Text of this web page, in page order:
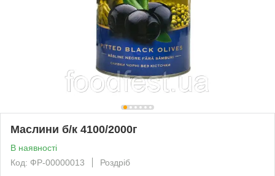
Маслини б/к 4100/2000г
В наявності
Код: ФР-00000013
Роздріб